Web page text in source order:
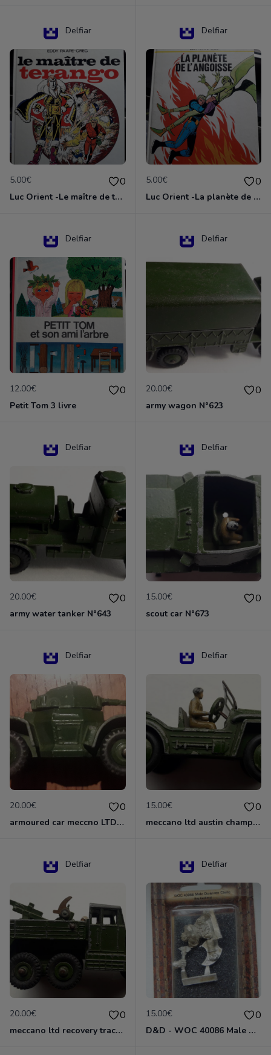
Delfiar
5.00€ 0
Luc Orient -Le maître de terango
Delfiar
5.00€ 0
Luc Orient -La planète de l'angoisse
Delfiar
12.00€ 0
Petit Tom 3 livre
Delfiar
20.00€ 0
army wagon N°623
Delfiar
20.00€ 0
army water tanker N°643
Delfiar
15.00€ 0
scout car N°673
Delfiar
20.00€ 0
armoured car meccno LTD N°670
Delfiar
15.00€ 0
meccano ltd austin champ N°674
Delfiar
20.00€ 0
meccano ltd recovery tractor N°661
Delfiar
15.00€ 0
D&D - WOC 40086 Male Dwarven Cleric Miniature - Donjons Dragons